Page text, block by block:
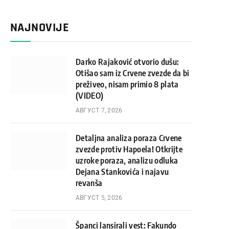
NAJNOVIJE
Darko Rajaković otvorio dušu:
Otišao sam iz Crvene zvezde da bi
preživeo, nisam primio 8 plata
(VIDEO)
АВГУСТ 7, 2026
Detaljna analiza poraza Crvene
zvezde protiv Hapoela! Otkrijte
uzroke poraza, analizu odluka
Dejana Stankovića i najavu
revanša
АВГУСТ 5, 2026
Španci lansirali vest: Fakundo